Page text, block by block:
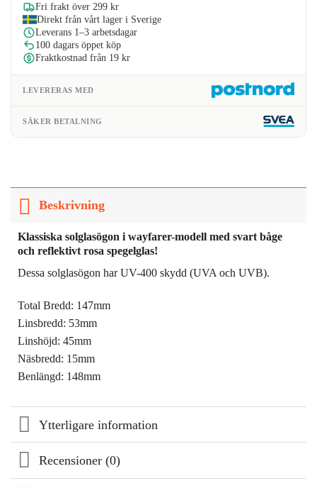
Fri frakt över 299 kr
Direkt från vårt lager i Sverige
Leverans 1–3 arbetsdagar
100 dagars öppet köp
Fraktkostnad från 19 kr
LEVERERAS MED
SÄKER BETALNING
Beskrivning
Klassiska solglasögon i wayfarer-modell med svart båge
och reflektivt rosa spegelglas!
Dessa solglasögon har UV-400 skydd (UVA och UVB).
Total Bredd: 147mm
Linsbredd: 53mm
Linshöjd: 45mm
Näsbredd: 15mm
Benlängd: 148mm
Ytterligare information
Recensioner (0)